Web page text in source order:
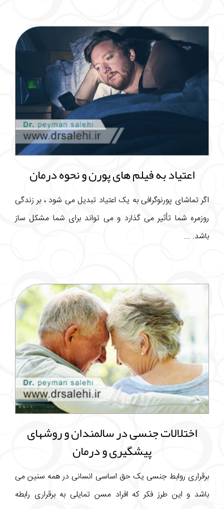
اعتیاد به فیلم های پورن و نحوه درمان
اگر تماشای پورنوگرافی به یک اعتیاد تبدیل می شود ، بر زندگی
روزمره شما تأثیر می گذارد و می تواند برای شما مشکل ساز
باشد. ...
اختلالات جنسی در سالمندان و روشهای
پیشگیری و درمان
برقراری روابط جنسی یک حق اساسی انسانی در همه سنین می
باشد و این طرز فکر که افراد مسن تمایلی به برقراری رابطه